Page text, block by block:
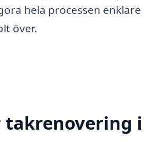
hela processen enklare
över.
i